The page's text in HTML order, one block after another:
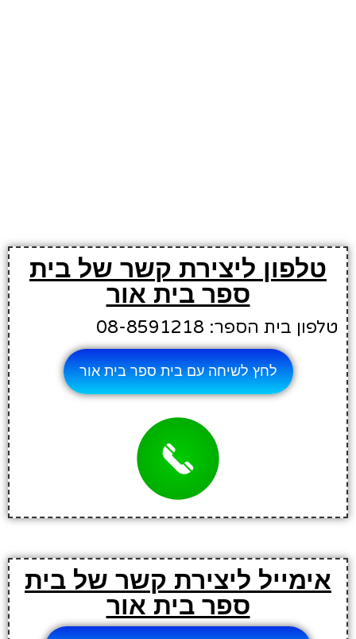
טלפון ליצירת קשר של בית
ספר בית אור
טלפון בית הספר: 08-8591218
לחץ לשיחה עם בית ספר בית אור
אימייל ליצירת קשר של בית
ספר בית אור